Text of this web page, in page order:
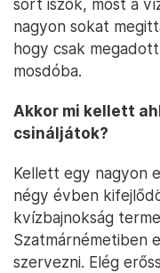
sört iszok, most a
nagyon sokat
hogy csak
mosdóba.
Akkor mi kellett
csináljátok?
Kellett egy nagyon
négy évben
kvízbajnokság
Szatmárnémetiben
szervezni. Elég